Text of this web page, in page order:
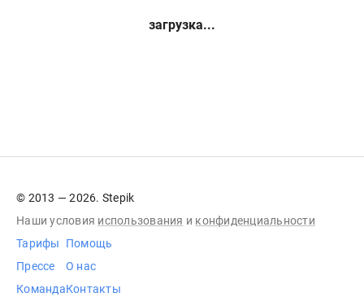
загрузка...
© 2013 — 2026. Stepik
Наши условия использования и конфиденциальности
Тарифы
Прессе
Команда
Помощь
О нас
Контакты